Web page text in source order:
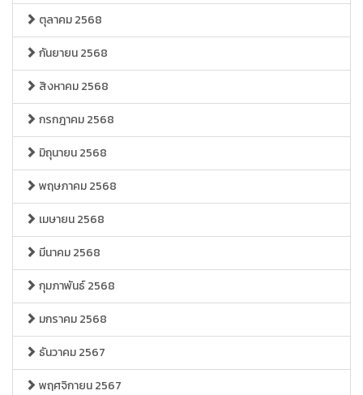
ตุลาคม 2568
กันยายน 2568
สิงหาคม 2568
กรกฎาคม 2568
มิถุนายน 2568
พฤษภาคม 2568
เมษายน 2568
มีนาคม 2568
กุมภาพันธ์ 2568
มกราคม 2568
ธันวาคม 2567
พฤศจิกายน 2567